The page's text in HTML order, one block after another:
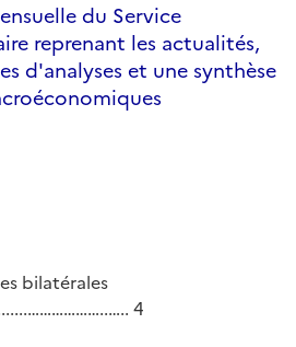
du Service
reprenant les actualités,
d'analyses et une synthèse
bilatérales
4